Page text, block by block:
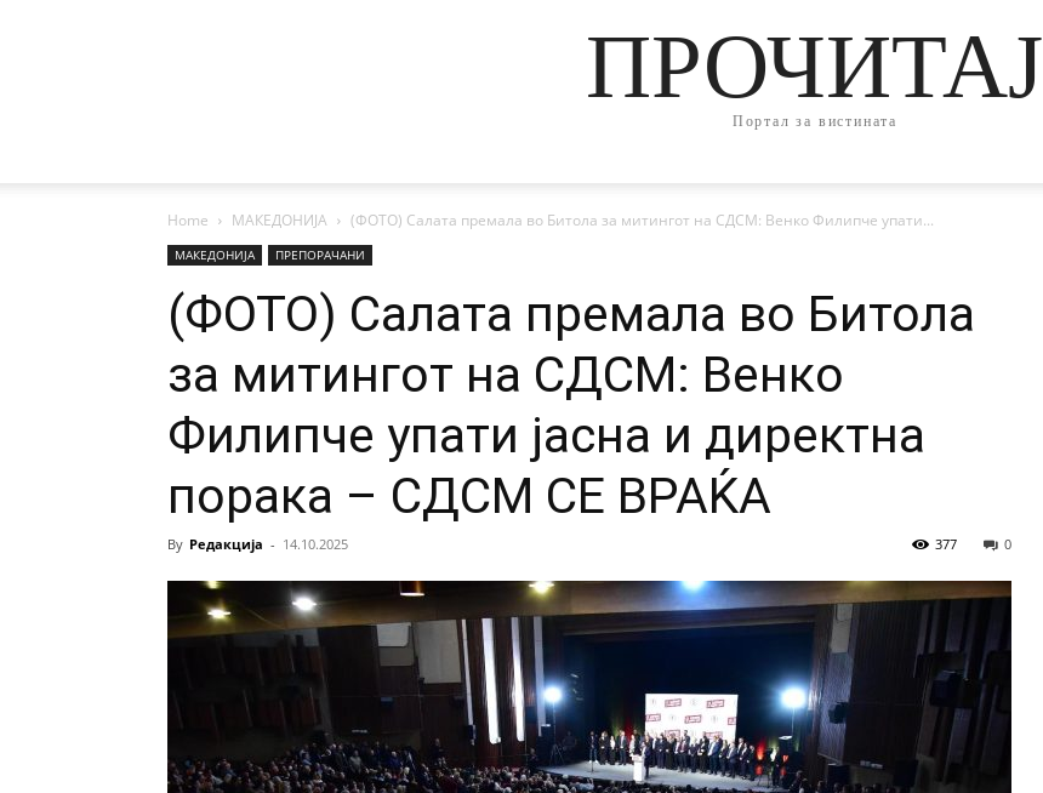
ПРОЧИТАЈ
Портал за вистината
Home МАКЕДОНИЈА (ФОТО) Салата премала во Битола за митингот на СДСМ: Венко Филипче упати...
МАКЕДОНИЈА ПРЕПОРАЧАНИ
(ФОТО) Салата премала во Битола
за митингот на СДСМ: Венко
Филипче упати јасна и директна
порака – СДСМ СЕ ВРАЌА
By Редакција - 14.10.2025 0
377